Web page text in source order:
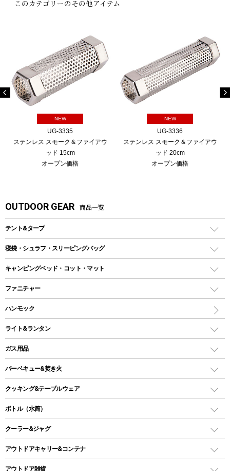
このカテゴリーのその他アイテム
NEW
UG-3335
ステンレス スモーク＆ファイアウ
ッド 15cm
オープン価格
NEW
UG-3336
ステンレス スモーク＆ファイアウ
ッド 20cm
オープン価格
OUTDOOR GEAR 商品一覧
テント&タープ
テント
ツールームテント
ワンポールテント
シェルターテント
ソロテント
ロッジ型・オリジナルテント
タープ
スクエアタープ（レクタタープ）
メッシュタープ
自立式タープ
パラソル
寝袋・シュラフ・スリーピングバッグ
レクタングラー型（封筒型）シュラフ
インナーシュラフ
キャンピングベッド・コット・マット
キャンピングベッド・コット
インフレータブルマット
ファニチャー
アウトドアテーブル
レジャーシート
ハンモック
ライト&ランタン
LEDランタン
ガスランタン
オイルランタン
LEDライト
ヘッドライト
キャンドル
ガス用品
ガスバーナー
ガス缶
ガストーチ、ライター
バーベキュー&焚き火
バーベキューコンロ、グリル
焚き火台タイプ（ロースタイル）グリル
卓上タイプグリル
パーティータイプグリル
クッキング&テーブルウェア
ダッチオーブン
ホットサンドメーカー
ボトル（水筒）
ステンレスボトル
コップ付きタイプ
クーラー&ジャグ
クーラーボックス
クーラーバッグ
アウトドアキャリー&コンテナ
アウトドアキャリー
アウトドア雑貨